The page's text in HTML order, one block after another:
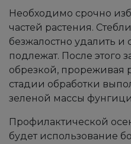
Необходимо срочно
частей растения.
безжалостно удалить
подлежат. После этого
обрезкой, прореживая
стадии обработки
зеленой массы
Профилактической
будет использование